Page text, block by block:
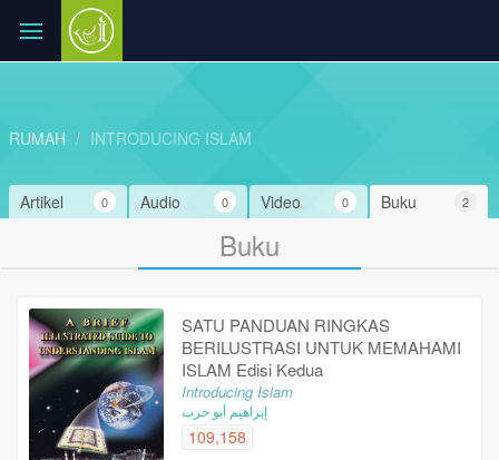
RUMAH INTRODUCING ISLAM
Buku 2
Video 0
Audio 0
Artikel 0
Buku
SATU PANDUAN RINGKAS
BERILUSTRASI UNTUK MEMAHAMI
ISLAM Edisi Kedua
Introducing Islam
إبراهيم أبو حرب
109,158